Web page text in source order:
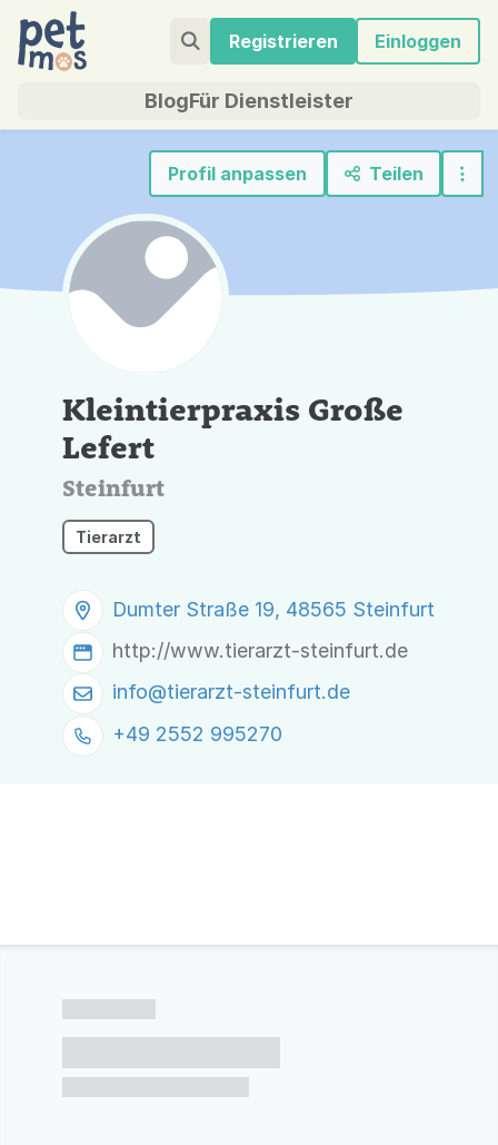
Registrieren Einloggen
BlogFür Dienstleister
Profil anpassen Teilen
Kleintierpraxis Große
Lefert
Steinfurt
Tierarzt
Dumter Straße 19, 48565 Steinfurt
http://www.tierarzt-steinfurt.de
info@tierarzt-steinfurt.de
+49 2552 995270